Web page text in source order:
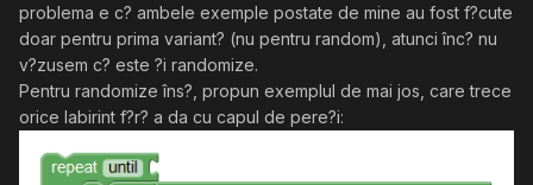
problema e c? ambele exemple postate de mine au fost f?cute
doar pentru prima variant? (nu pentru random), atunci înc? nu
v?zusem c? este ?i randomize.
Pentru randomize îns?, propun exemplul de mai jos, care trece
orice labirint f?r? a da cu capul de pere?i: